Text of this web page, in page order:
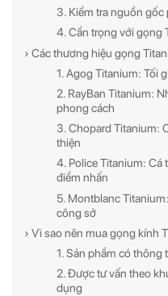
3. Kiểm tra nguồn gốc
4. Cẩn trọng với gọng
› Các thương hiệu gọng
1. Agog Titanium: Tối
2. RayBan Titanium:
phong cách
3. Chopard Titanium:
thiện
4. Police Titanium:
điểm nhấn
5. Montblanc
công sở
› Vì sao nên mua gọng kính
1. Sản phẩm có thông
2. Được tư vấn theo
dụng